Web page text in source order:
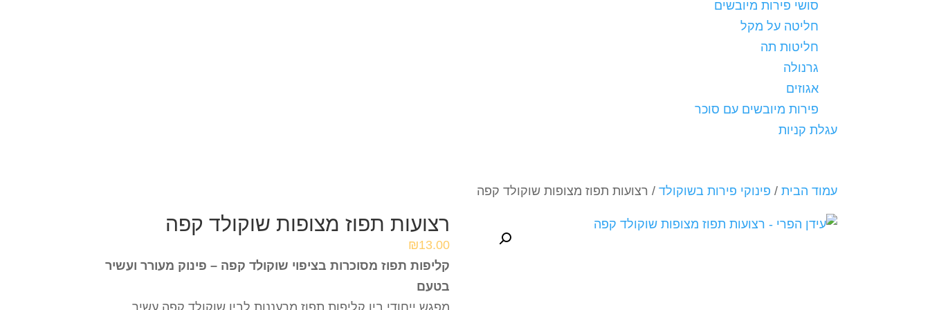
סושי פירות מיובשים
חליטה על מקל
חליטות תה
גרנולה
אגוזים
פירות מיובשים עם סוכר
עגלת קניות
עמוד הבית / פינוקי פירות בשוקולד / רצועות תפוז מצופות שוקולד קפה
רצועות תפוז מצופות שוקולד קפה
₪13.00
קליפות תפוז מסוכרות בציפוי שוקולד קפה – פינוק מעורר ועשיר
בטעם
מפגש ייחודי בין קליפות תפוז מרעננות לבין שוקולד קפה עשיר,